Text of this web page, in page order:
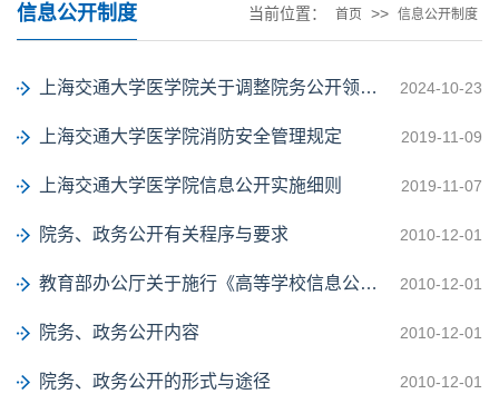
信息公开制度 当前位置： 首页 >> 信息公开制度
上海交通大学医学院关于调整院务公开领导小组及工作小组组成人员的通知 2024-10-23
上海交通大学医学院消防安全管理规定 2019-11-09
上海交通大学医学院信息公开实施细则 2019-11-07
院务、政务公开有关程序与要求 2010-12-01
教育部办公厅关于施行《高等学校信息公开办法》的通知 2010-12-01
院务、政务公开内容 2010-12-01
院务、政务公开的形式与途径 2010-12-01